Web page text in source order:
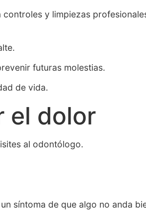
y limpiezas
futuras molestias.
de vida.
el dolor
al odontólogo.
síntoma de que algo no anda